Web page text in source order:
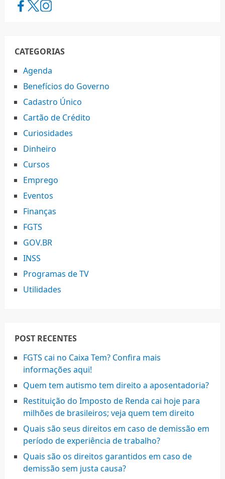
CATEGORIAS
Agenda
Benefícios do Governo
Cadastro Único
Cartão de Crédito
Curiosidades
Dinheiro
Cursos
Emprego
Eventos
Finanças
FGTS
GOV.BR
INSS
Programas de TV
Utilidades
POST RECENTES
FGTS cai no Caixa Tem? Confira mais
informações aqui!
Quem tem autismo tem direito a aposentadoria?
Restituição do Imposto de Renda cai hoje para
milhões de brasileiros; veja quem tem direito
Quais são seus direitos em caso de demissão em
período de experiência de trabalho?
Quais são os direitos garantidos em caso de
demissão sem justa causa?